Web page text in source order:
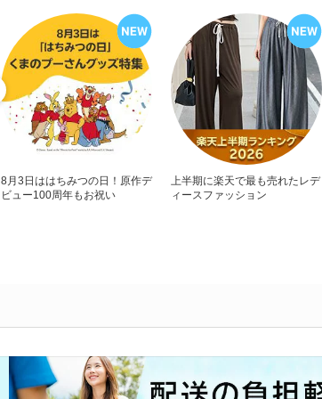
8月3日ははちみつの日！原作デ
ビュー100周年もお祝い
上半期に楽天で最も売れたレデ
ィースファッション